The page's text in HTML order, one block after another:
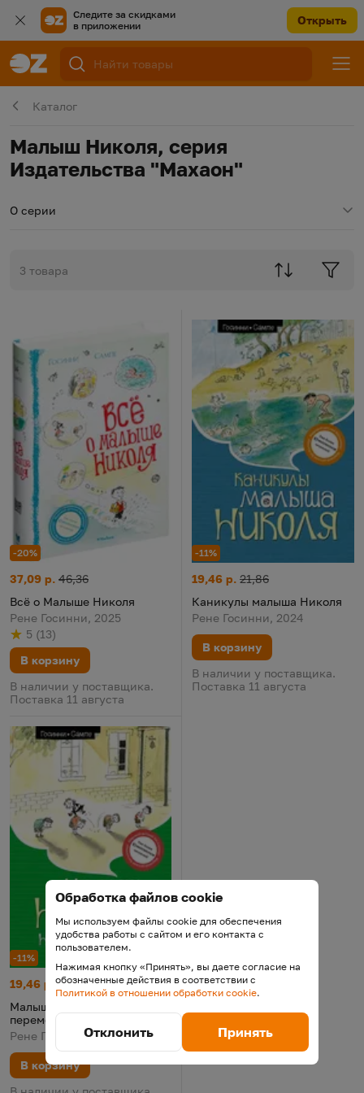
Следите за скидками
в приложении
Открыть
Каталог
Малыш Николя, серия
Издательства "Махаон"
О серии
3 товара
-20%
Всё о Малыше Николя
Цена:
37,09 р.
Старая цена:
46,36
Всё о Малыше Николя
Рене Госинни, 2025
Рейтинг
5
из 5 (
по результату
13
голосов)
В корзину
В наличии у поставщика.
Поставка 11 августа
-11%
Каникулы малыша Николя
Цена:
19,46 р.
Старая цена:
21,86
Каникулы малыша Николя
Рене Госинни, 2024
В корзину
В наличии у поставщика.
Поставка 11 августа
-11%
Малыш Николя на переменках
Цена:
19,46 р.
Старая цена:
21,86
Малыш Николя на
переменках
Рене Госинни, 2024
В корзину
Обработка файлов cookie
Мы используем файлы cookie для обеспечения
удобства работы с сайтом и его контакта с
пользователем.
Нажимая кнопку «Принять», вы даете согласие на
обозначенные действия в соответствии с
Политикой в отношении обработки cookie.
Отклонить Принять